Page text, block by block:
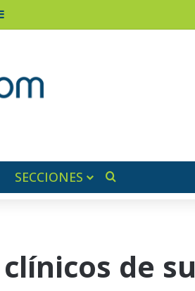
Barra lateral
SECCIONES
de su